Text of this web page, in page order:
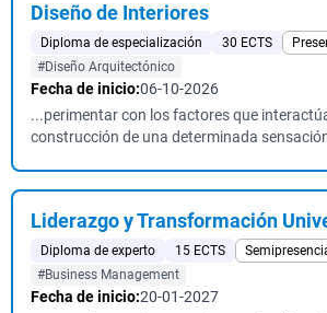
Diseño de Interiores
Diploma de especialización 30 ECTS
#Diseño Arquitectónico
Fecha de inicio:06-10-2026
...perimentar con los factores que
construcción de una determinada
Liderazgo y Transformación
Diploma de experto 15 ECTS
#Business Management
Fecha de inicio:20-01-2027